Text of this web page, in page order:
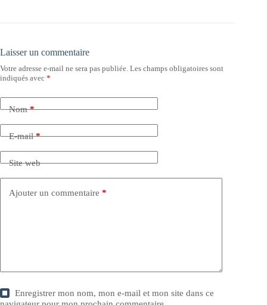
Laisser un commentaire
Votre adresse e-mail ne sera pas publiée. Les champs obligatoires sont
indiqués avec *
Nom*
E-mail*
Site web
Ajouter un commentaire *
Enregistrer mon nom, mon e-mail et mon site dans ce